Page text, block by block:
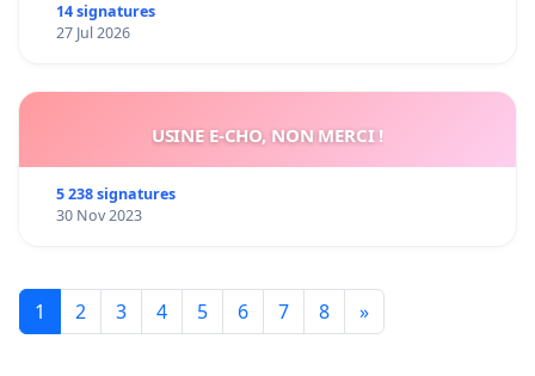
14 signatures
27 Jul 2026
USINE E-CHO, NON MERCI !
5 238 signatures
30 Nov 2023
1 2 3 4 5 6 7 8 »